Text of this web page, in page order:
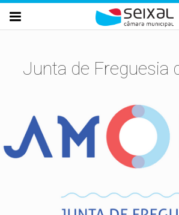
Passar para o conteúdo principal

Junta de Freguesia